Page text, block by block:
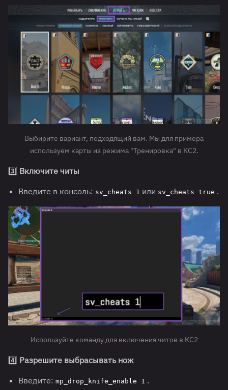
Выбирите вариант, подходящий вам. Мы для примера
используем карты из режима "Тренировка" в КС2.
3️⃣ Включите читы
Введите в консоль: sv_cheats 1 или sv_cheats true .
Используйте команду для включения читов в КС2
4️⃣ Разрешите выбрасывать нож
Введите: mp_drop_knife_enable 1 .